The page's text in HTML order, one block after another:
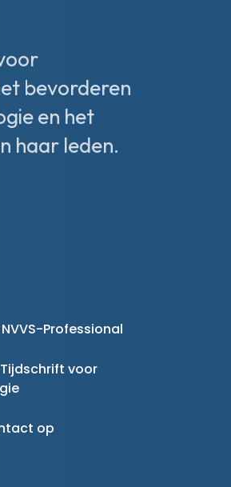
bevorderen
en het
haar leden.
Professional
voor
op